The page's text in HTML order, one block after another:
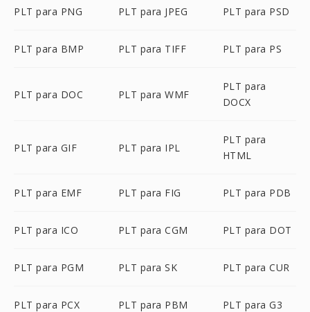
PLT para PNG PLT para JPEG PLT para PSD
PLT para BMP PLT para TIFF PLT para PS
PLT para DOC PLT para WMF
PLT para
DOCX
PLT para GIF PLT para IPL
PLT para
HTML
PLT para EMF PLT para FIG PLT para PDB
PLT para ICO PLT para CGM PLT para DOT
PLT para PGM PLT para SK PLT para CUR
PLT para PCX PLT para PBM PLT para G3